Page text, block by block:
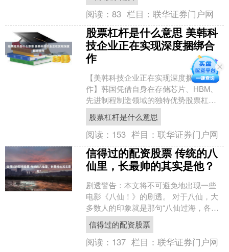
阅读：83 栏目：联华证券门户网
股票杠杆是什么意思 美韩科
技企业正在实现深度捆绑合
作
【美韩科技企业正在实现深度捆绑合
作】韩国凭借自身在存储芯片、HBM、
先进制程制造领域的独特优势股票杠杆
是什么意思，逐步成为美国AI产业大叙事
中不可或缺、难以替代....
股票杠杆是什么意思
阅读： 153 栏目：联华证券门户网
信得过的配资股票 传统的八
仙里，长最帅的其实是他？
剧透警告：本文将不可避免地出现一些
电影《八仙！》的剧透。 对于八仙，大
多数人的印象就是那句“八仙过海，各显
神通”。要说八仙具体有哪几个，大部分
人其实没法像报菜名....
信得过的配资股票
阅读： 137 栏目：联华证券门户网